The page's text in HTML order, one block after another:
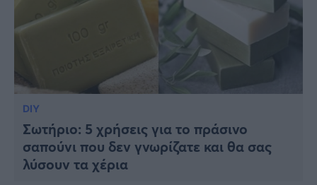
DIY
Σωτήριο: 5 χρήσεις για το πράσινο
σαπούνι που δεν γνωρίζατε και θα σας
λύσουν τα χέρια